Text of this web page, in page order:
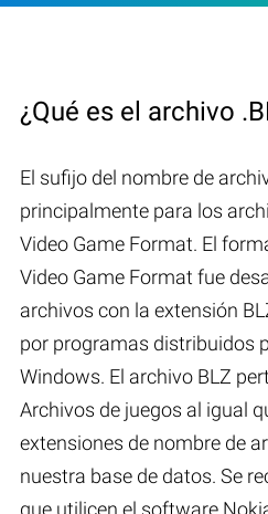
¿Qué es el archivo
El sufijo del nombre de
principalmente para los
Video Game Format. El
Video Game Format fue
archivos con la extensión
por programas distribuidos
Windows. El archivo BLZ
Archivos de juegos al igual
extensiones de nombre de
nuestra base de datos. Se
que utilicen el software